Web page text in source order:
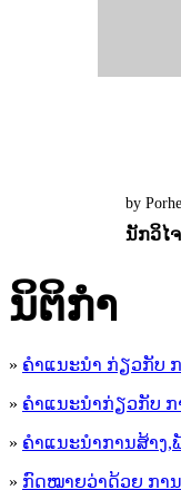
by
ນັກວິໄ
ນິ​ຕິ​ກໍາ
» ຄໍາແນະນໍາ ກ່ຽວກັບ
» ຄຳແນະນຳກ່ຽວກັບ ກ
» ຄຳແນະນຳການສ້າງ,
» ກົດໝາຍວ່າດ້ວຍ ການ